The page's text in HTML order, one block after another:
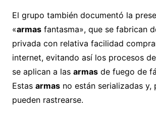
El grupo también documentó la
«armasfantasma», que se fabrican
privada con relativa facilidad
internet, evitando así los procesos de
se aplican a las armasde fuego de
Estas armasno están serializadas y,
pueden rastrearse.